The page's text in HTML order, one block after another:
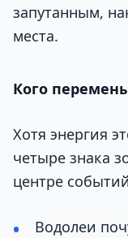
запутанным,
места.
Кого
Хотя энергия
четыре знака
центре
Водолеи